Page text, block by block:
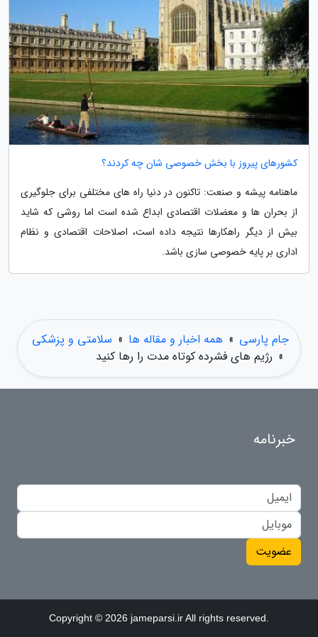
کشورهای پیروز با بخش خصوصی شان چه کردند؟
ماهنامه پیشه و صنعت: تاکنون در دنیا راه های مختلفی برای جلوگیری
از بحران ها و معضلات اقتصادی ابداع شده است اما روشی که شاید
بیش از دیگر راهکارها نتیجه داده است، اصلاحات اقتصادی و نظام
اداری بر پایه خصوصی سازی باشد.
جام پارسی » همه اخبار و مقاله ها » سلامتی و پزشکی
» رژیم های فشرده کوتاه مدت را رها کنید
خبرنامه
عضویت
Copyright © 2026 jameparsi.ir All rights reserved.